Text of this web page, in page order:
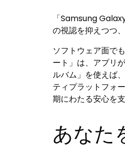
「Samsung
の視認を抑えつつ
ソフトウェア面で
ート」は、アプリ
ルバム」を使えば
ティプラットフォ
期にわたる安心を支
あなた